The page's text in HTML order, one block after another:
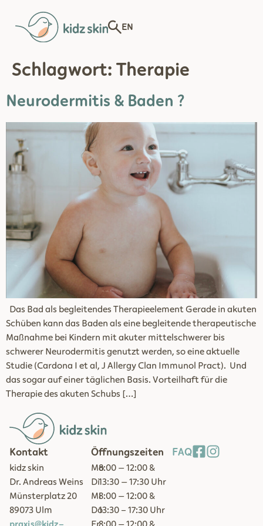
EN
Schlagwort: Therapie
Neurodermitis & Baden ?
Das Bad als begleitendes Therapieelement Gerade in akuten
Schüben kann das Baden als eine begleitende therapeutische
Maßnahme bei Kindern mit akuter mittelschwerer bis
schwerer Neurodermitis genutzt werden, so eine aktuelle
Studie (Cardona I et al, J Allergy Clan Immunol Pract). Und
das sogar auf einer täglichen Basis. Vorteilhaft für die
Therapie des akuten Schubs […]
Kontakt
kidz skin
Dr. Andreas Weins
Münsterplatz 20
89073 Ulm
praxis@kidz-
Öffnungszeiten
Mo
Di
Mi
Do
Fr
8:00 – 12:00 &
13:30 – 17:30 Uhr
8:00 – 12:00 &
13:30 - 17:30 Uhr
8:00 – 12:00 &
FAQ